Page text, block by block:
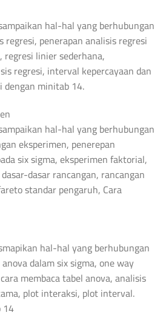
hal-hal yang berhubungan
regresi, penerapan analisis regresi
regresi linier sederhana,
regresi, interval kepercayaan dan
dengan minitab 14.
hal-hal yang berhubungan
eksperimen, penerepan
six sigma, eksperimen faktorial,
dasar rancangan, rancangan
standar pengaruh, Cara
hal-hal yang berhubungan
dalam six sigma, one way
membaca tabel anova, analisis
plot interaksi, plot interval.
14